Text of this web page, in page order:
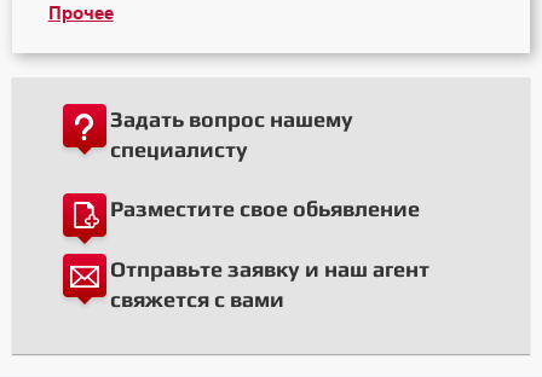
Прочее
Задать вопрос нашему
специалисту
Разместите свое обьявление
Отправьте заявку и наш агент
свяжется с вами